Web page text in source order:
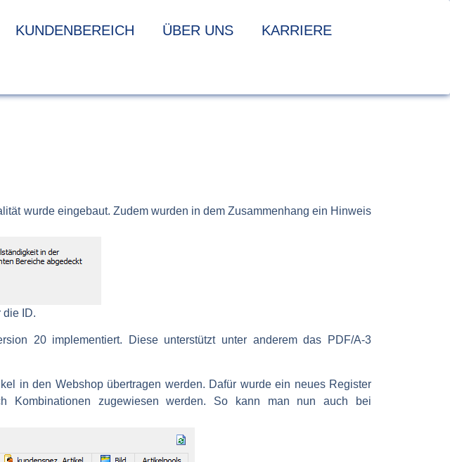
KUNDENBEREICH ÜBER UNS KARRIERE
wurde eingebaut. Zudem wurden in dem Zusammenhang ein Hinweis
die ID.
20 implementiert. Diese unterstützt unter anderem das PDF/A-3
in den Webshop übertragen werden. Dafür wurde ein neues Register
Kombinationen zugewiesen werden. So kann man nun auch bei